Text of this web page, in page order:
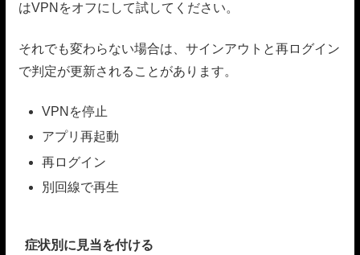
はVPNをオフにして試してください。
それでも変わらない場合は、サインアウトと再ログイン
で判定が更新されることがあります。
VPNを停止
アプリ再起動
再ログイン
別回線で再生
症状別に見当を付ける